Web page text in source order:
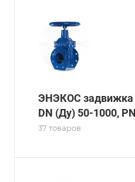
ЭНЭКОС задвижка
DN (Ду) 50-1000,
37 товаров